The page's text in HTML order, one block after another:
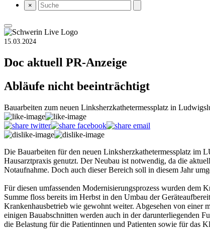
×
15.03.2024
Doc aktuell PR-Anzeige
Abläufe nicht beeinträchtigt
Bauarbeiten zum neuen Linksherzkathetermessplatz in
Die Bauarbeiten für den neuen Linksherzkathetermessplatz
Hausarztpraxis genutzt. Der Neubau ist notwendig, da die
Notaufnahme. Doch auch dieser Bereich soll in diesem Jahr
Für diesen umfassenden Modernisierungsprozess wurden
Summe floss bereits im Herbst in den Umbau der
Krankenhausbetrieb wie gewohnt weiter. Abgesehen von einer
einigen Bauabschnitten werden auch in der darunterliegenden
die Belastung für die Patientinnen und Patienten sowie für das